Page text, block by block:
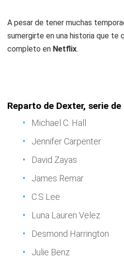
A pesar de tener muchas
sumergirte en una historia que te
completo en Netflix.
Reparto de Dexter, serie
Michael C. Hall
Jennifer Carpenter
David Zayas
James Remar
C.S Lee
Luna Lauren Velez
Desmond Harrington
Julie Benz